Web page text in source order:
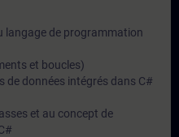
langage de programmation
et boucles)
données intégrés dans C#
et au concept de